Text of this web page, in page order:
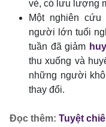
vẻ, có lưu lượng
Một nghiên
người lớn tuổi
tuần đã giảm
thu xuống và
những người
thay đổi.
Đọc thêm: Tuyệt